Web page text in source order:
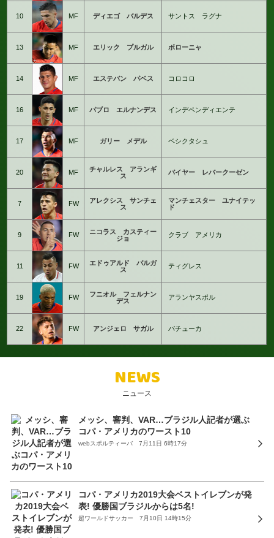
10 MF ディエゴ バルデス サントス ラグナ
13 MF エリック プルガル ボローニャ
14 MF エステバン パベス コロコロ
16 MF パブロ エルナンデス インデペンディエンテ
17 MF ガリー メデル ベシクタシュ
20 MF
チャルレス アランギ
ス
バイヤー レバークーゼン
7 FW
アレクシス サンチェ
ス
マンチェスター ユナイテッ
ド
9 FW
ニコラス カスティー
ジョ
クラブ アメリカ
11 FW
エドゥアルド バルガ
ス
ティグレス
19 FW
フニオル フェルナン
デス
アランヤスポル
22 FW アンジェロ サガル パチューカ
NEWS
ニュース
メッシ、審判、VAR…ブラジル人記者が選ぶ
コパ・アメリカのワースト10
webスポルティーバ 7月11日 6時17分
コパ・アメリカ2019大会ベストイレブンが発
表! 優勝国ブラジルからは5名!
超ワールドサッカー 7月10日 14時15分